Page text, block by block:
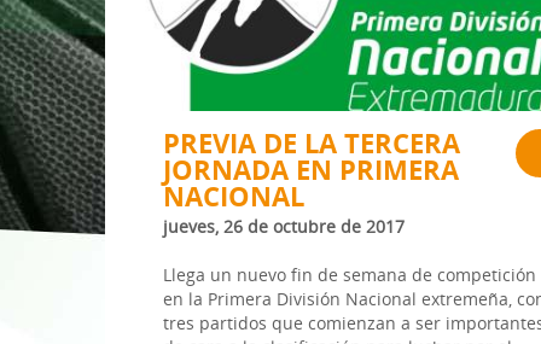
1ª División Nacional
3x3
Copa de
PREVIA DE LA TERCERA
JORNADA EN PRIMERA
NACIONAL
jueves, 26 de octubre de 2017
Llega un nuevo fin de semana de competición
en la Primera División Nacional extremeña,
tres partidos que comienzan a ser